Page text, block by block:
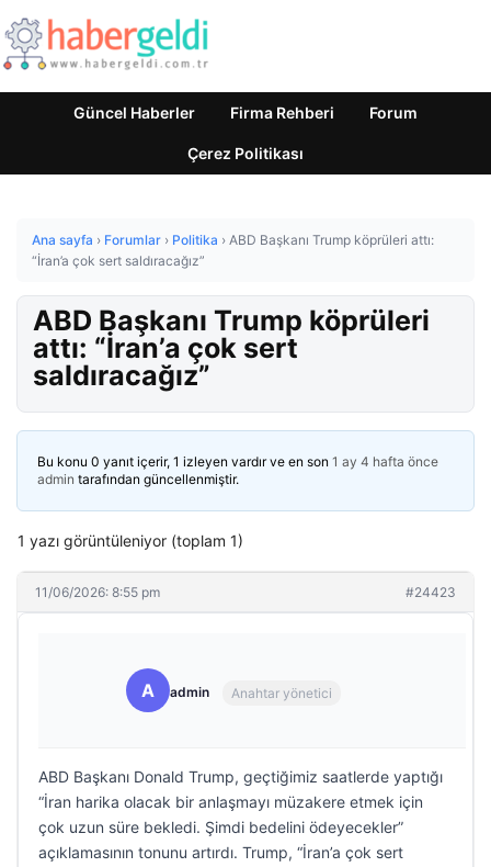
Güncel Haberler Firma Rehberi Forum
Çerez Politikası
Ana sayfa › Forumlar › Politika › ABD Başkanı Trump köprüleri attı:
“İran’a çok sert saldıracağız”
ABD Başkanı Trump köprüleri
attı: “İran’a çok sert
saldıracağız”
Bu konu 0 yanıt içerir, 1 izleyen vardır ve en son 1 ay 4 hafta önce
admin tarafından güncellenmiştir.
1 yazı görüntüleniyor (toplam 1)
11/06/2026: 8:55 pm #24423
A admin Anahtar yönetici
ABD Başkanı Donald Trump, geçtiğimiz saatlerde yaptığı
“İran harika olacak bir anlaşmayı müzakere etmek için
çok uzun süre bekledi. Şimdi bedelini ödeyecekler”
açıklamasının tonunu artırdı. Trump, “İran’a çok sert